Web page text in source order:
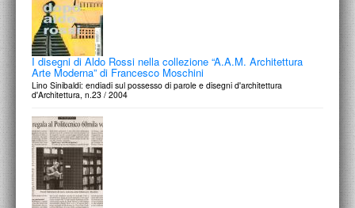
I disegni di Aldo Rossi nella collezione “A.A.M. Architettura
Arte Moderna” di Francesco Moschini
Lino Sinibaldi: endiadi sul possesso di parole e disegni d'architettura
d'Architettura, n.23 / 2004